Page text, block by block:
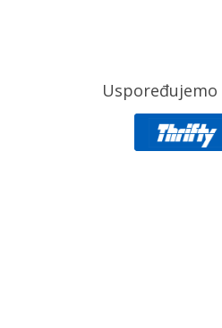
Uspoređujemo